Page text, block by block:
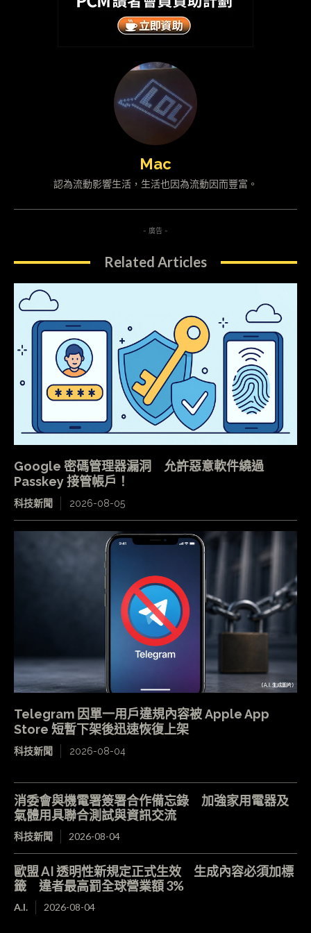
Mac
認為流動影響生活，生活也因為流動因而豐富。
- 廣告 -
Related Articles
Google 密碼管理器漏洞 允許惡意軟件繞過
Passkey 接管帳戶！
科技新聞 2026-08-05
Telegram 因單一用戶違規內容被 Apple App
Store 短暫下架後迅速恢復上架
科技新聞 2026-08-04
消委會與機電署簽署合作備忘錄 加強家用電器及
氣體用具聯合測試與資訊交流
科技新聞 2026-08-04
歐盟 AI 透明性新規定正式生效 生成內容必須加標
籤 違者最高罰全球營業額 3%
A.I. 2026-08-04